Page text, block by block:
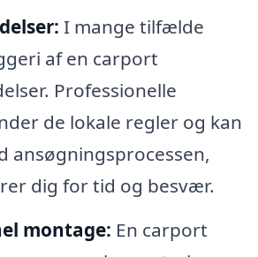
I mange tilfælde
af en carport
Professionelle
de lokale regler og kan
ansøgningsprocessen,
dig for tid og besvær.
montage: En carport